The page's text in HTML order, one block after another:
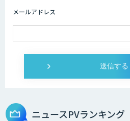
DXセカンドオ
メールアドレス
ニュースPVランキング